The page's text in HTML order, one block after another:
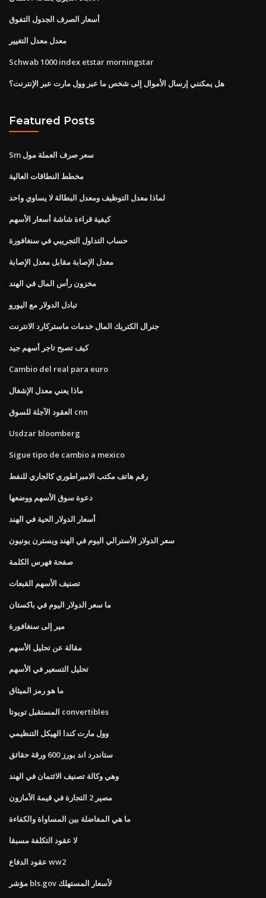
أسعار الصرف الجدول التفوق
معدل معدل التغيير
Schwab 1000 index etstar morningstar
هل يمكنني إرسال الأموال إلى شخص ما عبر وول مارت عبر الإنترنت؟
Featured Posts
Sm سعر صرف العملة مول
مخطط النطاقات العالية
لماذا معدل التوظيف ومعدل البطالة لا يساوي واحد
كيفية قراءة شاشة أسعار الأسهم
حساب التداول التجريبي في سنغافورة
معدل الإصابة مقابل معدل الإصابة
مخزون رأس المال في الهند
تبادل الدولار مع اليورو
جنرال الكتريك المال خدمات ماستركارد الانترنت
كيف تصبح تاجر أسهم جيد
Cambio del real para euro
ماذا يعني معدل الإشغال
العقود الآجلة للسوق cnn
Usdzar bloomberg
Sigue tipo de cambio a mexico
رقم هاتف مكتب الامبراطوري كالجاري للنفط
دعوة سوق الأسهم ووضعها
أسعار الدولار الحية في الهند
سعر الدولار الأسترالي اليوم في الهند ويسترن يونيون
صفحة فهرس الكلمة
تصنيف الأسهم القبعات
ما سعر الدولار اليوم في باكستان
مير إلى سنغافورة
مقالة عن تحليل الأسهم
تحليل التسعير في الأسهم
ما هو رمز الميثاق
المستقبل تويوتا convertibles
وول مارت كندا الهيكل التنظيمي
ستاندرد اند بورز 600 ورقة حقائق
وهي وكالة تصنيف الائتمان في الهند
مصير 2 التجارة في قيمة الأمازون
ما هي المفاضلة بين المساواة والكفاءة
لا عقود التكلفة مسبقا
عقود الدفاع ww2
مؤشر bls.gov لأسعار المستهلك